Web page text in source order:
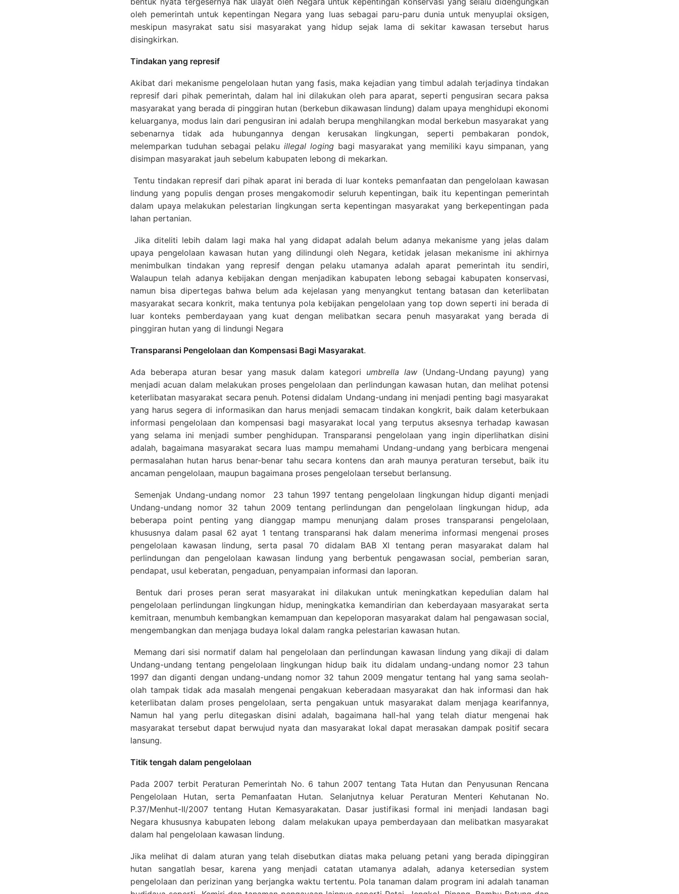
oleh pemerintah untuk kepentingan Negara yang luas sebagai paru-paru dunia untuk menyuplai oksigen,
meskipun masyrakat satu sisi masyarakat yang hidup sejak lama di sekitar kawasan tersebut harus
disingkirkan.
Tindakan yang represif
Akibat dari mekanisme pengelolaan hutan yang fasis, maka kejadian yang timbul adalah terjadinya tindakan
represif dari pihak pemerintah, dalam hal ini dilakukan oleh para aparat, seperti pengusiran secara paksa
masyarakat yang berada di pinggiran hutan (berkebun dikawasan lindung) dalam upaya menghidupi ekonomi
keluarganya, modus lain dari pengusiran ini adalah berupa menghilangkan modal berkebun masyarakat yang
sebenarnya tidak ada hubungannya dengan kerusakan lingkungan, seperti pembakaran pondok,
melemparkan tuduhan sebagai pelaku illegal loging bagi masyarakat yang memiliki kayu simpanan, yang
disimpan masyarakat jauh sebelum kabupaten lebong di mekarkan.
Tentu tindakan represif dari pihak aparat ini berada di luar konteks pemanfaatan dan pengelolaan kawasan
lindung yang populis dengan proses mengakomodir seluruh kepentingan, baik itu kepentingan pemerintah
dalam upaya melakukan pelestarian lingkungan serta kepentingan masyarakat yang berkepentingan pada
lahan pertanian.
Jika diteliti lebih dalam lagi maka hal yang didapat adalah belum adanya mekanisme yang jelas dalam
upaya pengelolaan kawasan hutan yang dilindungi oleh Negara, ketidak jelasan mekanisme ini akhirnya
menimbulkan tindakan yang represif dengan pelaku utamanya adalah aparat pemerintah itu sendiri,
Walaupun telah adanya kebijakan dengan menjadikan kabupaten lebong sebagai kabupaten konservasi,
namun bisa dipertegas bahwa belum ada kejelasan yang menyangkut tentang batasan dan keterlibatan
masyarakat secara konkrit, maka tentunya pola kebijakan pengelolaan yang top down seperti ini berada di
luar konteks pemberdayaan yang kuat dengan melibatkan secara penuh masyarakat yang berada di
pinggiran hutan yang di lindungi Negara
Transparansi Pengelolaan dan Kompensasi Bagi Masyarakat.
Ada beberapa aturan besar yang masuk dalam kategori umbrella law (Undang-Undang payung) yang
menjadi acuan dalam melakukan proses pengelolaan dan perlindungan kawasan hutan, dan melihat potensi
keterlibatan masyarakat secara penuh. Potensi didalam Undang-undang ini menjadi penting bagi masyarakat
yang harus segera di informasikan dan harus menjadi semacam tindakan kongkrit, baik dalam keterbukaan
informasi pengelolaan dan kompensasi bagi masyarakat local yang terputus aksesnya terhadap kawasan
yang selama ini menjadi sumber penghidupan. Transparansi pengelolaan yang ingin diperlihatkan disini
adalah, bagaimana masyarakat secara luas mampu memahami Undang-undang yang berbicara mengenai
permasalahan hutan harus benar-benar tahu secara kontens dan arah maunya peraturan tersebut, baik itu
ancaman pengelolaan, maupun bagaimana proses pengelolaan tersebut berlansung.
Semenjak Undang-undang nomor 23 tahun 1997 tentang pengelolaan lingkungan hidup diganti menjadi
Undang-undang nomor 32 tahun 2009 tentang perlindungan dan pengelolaan lingkungan hidup, ada
beberapa point penting yang dianggap mampu menunjang dalam proses transparansi pengelolaan,
khususnya dalam pasal 62 ayat 1 tentang transparansi hak dalam menerima informasi mengenai proses
pengelolaan kawasan lindung, serta pasal 70 didalam BAB XI tentang peran masyarakat dalam hal
perlindungan dan pengelolaan kawasan lindung yang berbentuk pengawasan social, pemberian saran,
pendapat, usul keberatan, pengaduan, penyampaian informasi dan laporan.
Bentuk dari proses peran serat masyarakat ini dilakukan untuk meningkatkan kepedulian dalam hal
pengelolaan perlindungan lingkungan hidup, meningkatka kemandirian dan keberdayaan masyarakat serta
kemitraan, menumbuh kembangkan kemampuan dan kepeloporan masyarakat dalam hal pengawasan social,
mengembangkan dan menjaga budaya lokal dalam rangka pelestarian kawasan hutan.
Memang dari sisi normatif dalam hal pengelolaan dan perlindungan kawasan lindung yang dikaji di dalam
Undang-undang tentang pengelolaan lingkungan hidup baik itu didalam undang-undang nomor 23 tahun
1997 dan diganti dengan undang-undang nomor 32 tahun 2009 mengatur tentang hal yang sama seolah-
olah tampak tidak ada masalah mengenai pengakuan keberadaan masyarakat dan hak informasi dan hak
keterlibatan dalam proses pengelolaan, serta pengakuan untuk masyarakat dalam menjaga kearifannya,
Namun hal yang perlu ditegaskan disini adalah, bagaimana hall-hal yang telah diatur mengenai hak
masyarakat tersebut dapat berwujud nyata dan masyarakat lokal dapat merasakan dampak positif secara
lansung.
Titik tengah dalam pengelolaan
Pada 2007 terbit Peraturan Pemerintah No. 6 tahun 2007 tentang Tata Hutan dan Penyusunan Rencana
Pengelolaan Hutan, serta Pemanfaatan Hutan. Selanjutnya keluar Peraturan Menteri Kehutanan No.
P.37/Menhut-II/2007 tentang Hutan Kemasyarakatan. Dasar justifikasi formal ini menjadi landasan bagi
Negara khususnya kabupaten lebong dalam melakukan upaya pemberdayaan dan melibatkan masyarakat
dalam hal pengelolaan kawasan lindung.
Jika melihat di dalam aturan yang telah disebutkan diatas maka peluang petani yang berada dipinggiran
hutan sangatlah besar, karena yang menjadi catatan utamanya adalah, adanya ketersedian system
pengelolaan dan perizinan yang berjangka waktu tertentu. Pola tanaman dalam program ini adalah tanaman